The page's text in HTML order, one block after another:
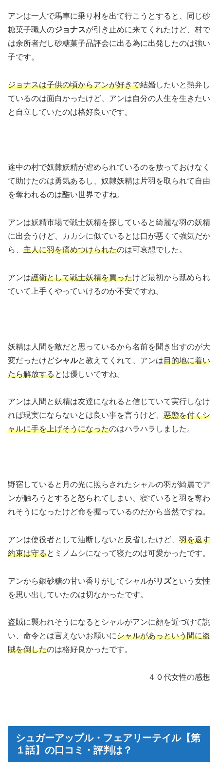
アンは一人で馬車に乗り村を出て行こうとすると、同じ砂
糖菓子職人のジョナスが引き止めに来てくれたけど、村で
は余所者だし砂糖菓子品評会に出る為に出発したのは強い
子です。
ジョナスは子供の頃からアンが好きで結婚したいと熱弁し
ているのは面白かったけど、アンは自分の人生を生きたい
と自立していたのは格好良いです。
途中の村で奴隷妖精が虐められているのを放っておけなく
て助けたのは勇気あるし、奴隷妖精は片羽を取られて自由
を奪われるのは酷い世界ですね。
アンは妖精市場で戦士妖精を探していると綺麗な羽の妖精
に出会うけど、カカシに似ているとは口が悪くて強気だか
ら、 主人に羽を痛めつけられたのは可哀想でした。
アンは護衛として戦士妖精を買ったけど最初から舐められ
ていて上手くやっていけるのか不安ですね。
妖精は人間を敵だと思っているから名前を聞き出すのが大
変だったけどシャルと教えてくれて、アンは目的地に着い
たら解放するとは優しいですね。
アンは人間と妖精は友達になれると信じていて実行しなけ
れば現実にならないとは良い事を言うけど、 悪態を付くシ
ャルに手を上げそうになったのはハラハラしました。
野宿していると月の光に照らされたシャルの羽が綺麗でア
ンが触ろうとすると怒られてしまい、寝ていると羽を奪わ
れそうになったけど命を握っているのだから当然ですね。
アンは使役者として油断しないと反省したけど、 羽を返す
約束は守るとミノムシになって寝たのは可愛かったです。
アンから銀砂糖の甘い香りがしてシャルがリズという女性
を思い出していたのは切なかったです。
盗賊に襲われそうになるとシャルがアンに顔を近づけて誂
い、命令とは言えないお願いにシャルがあっという間に盗
賊を倒したのは格好良かったです。
４０代女性の感想
シュガーアップル・フェアリーテイル【第
１話】の口コミ・評判は？